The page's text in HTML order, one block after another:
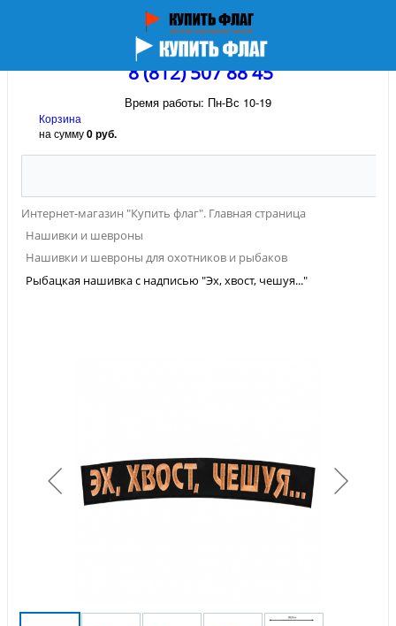
8 (812) 507 88 45
Время работы: Пн-Вс 10-19
Корзина
на сумму0 руб.
Интернет-магазин "Купить флаг". Главная страница
Нашивки и шевроны
Нашивки и шевроны для охотников и рыбаков
Рыбацкая нашивка с надписью "Эх, хвост, чешуя..."